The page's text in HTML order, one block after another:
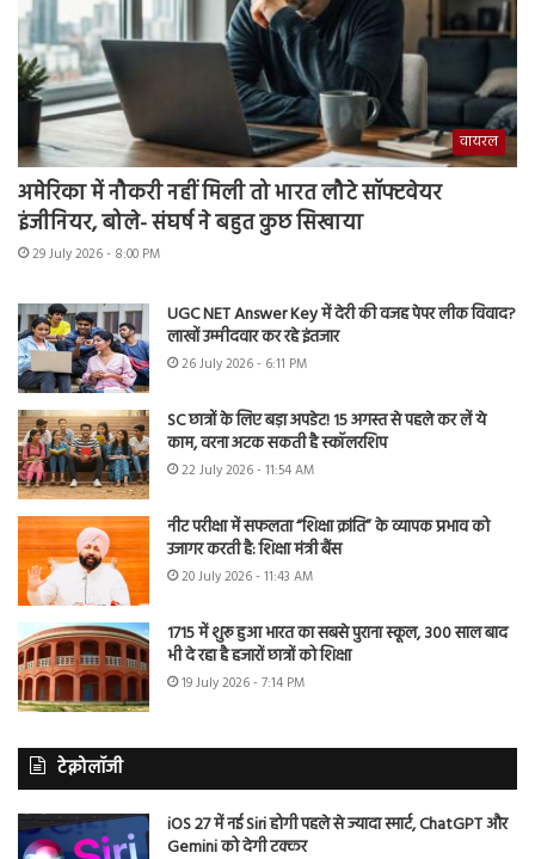
वायरल
अमेरिका में नौकरी नहीं मिली तो भारत लौटे सॉफ्टवेयर
इंजीनियर, बोले- संघर्ष ने बहुत कुछ सिखाया
29 July 2026 - 8:00 PM
UGC NET Answer Key में देरी की वजह पेपर लीक विवाद?
लाखों उम्मीदवार कर रहे इंतजार
26 July 2026 - 6:11 PM
SC छात्रों के लिए बड़ा अपडेट! 15 अगस्त से पहले कर लें ये
काम, वरना अटक सकती है स्कॉलरशिप
22 July 2026 - 11:54 AM
नीट परीक्षा में सफलता “शिक्षा क्रांति” के व्यापक प्रभाव को
उजागर करती है: शिक्षा मंत्री बैंस
20 July 2026 - 11:43 AM
1715 में शुरू हुआ भारत का सबसे पुराना स्कूल, 300 साल बाद
भी दे रहा है हजारों छात्रों को शिक्षा
19 July 2026 - 7:14 PM
टेक्नोलॉजी
iOS 27 में नई Siri होगी पहले से ज्यादा स्मार्ट, ChatGPT और
Gemini को देगी टक्कर